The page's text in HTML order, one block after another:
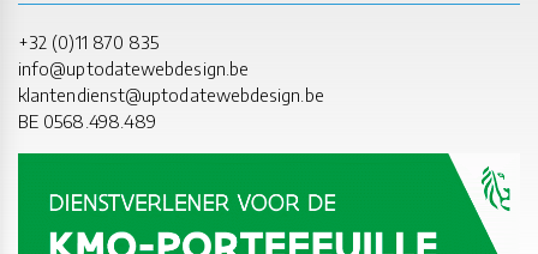
+32 (0)11 870 835
info@uptodatewebdesign.be
klantendienst@uptodatewebdesign.be
BE 0568.498.489